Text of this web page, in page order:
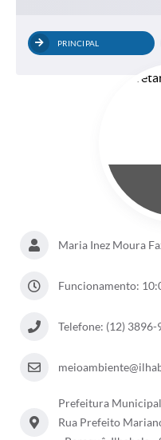
PRINCIPAL
Maria Inez Moura
Funcionamento:
Telefone: (12)
Prefeitura Municipal
Rua Prefeito